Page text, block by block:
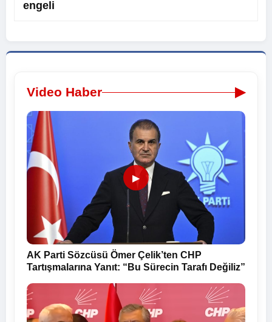
engeli
Video Haber ▶
▶
AK Parti Sözcüsü Ömer Çelik’ten CHP
Tartışmalarına Yanıt: “Bu Sürecin Tarafı Değiliz”